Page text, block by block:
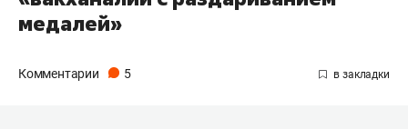
медалей»
Комментарии 5